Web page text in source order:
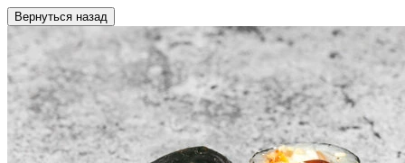
Вернуться назад